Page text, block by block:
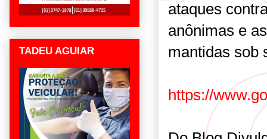
ataques
anônimas e
mantidas sob
https://
TADEU AGUIAR